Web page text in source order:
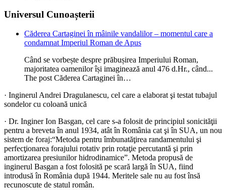
Universul Cunoașterii
Căderea Cartaginei în mâinile vandalilor – momentul care a
condamnat Imperiul Roman de Apus
Când se vorbește despre prăbușirea Imperiului Roman,
majoritatea oamenilor își imaginează anul 476 d.Hr., când...
The post Căderea Cartaginei în…
· Inginerul Andrei Dragulanescu, cel care a elaborat şi testat tubajul
sondelor cu coloană unică
· Dr. Inginer Ion Basgan, cel care s-a folosit de principiul sonicităţii
pentru a breveta în anul 1934, atât în România cat şi în SUA, un nou
sistem de foraj:“Metoda pentru îmbunatăţirea randamentului şi
perfecţionarea forajului rotativ prin rotaţie percutantă şi prin
amortizarea presiunilor hidrodinamice”. Metoda propusă de
inginerul Basgan a fost folosită pe scară largă în SUA, fiind
introdusă în România după 1944. Meritele sale nu au fost însă
recunoscute de statul român.